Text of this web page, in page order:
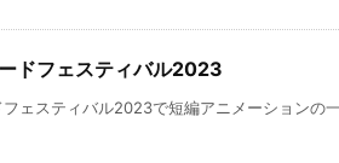
ドフェスティバル2023
ェスティバル2023で短編アニメーションの